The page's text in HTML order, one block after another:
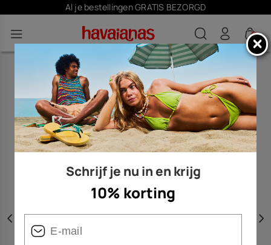
Al je bestellingen GRATIS BEZORGD
0
Vorige
Schrijf je nu in en krijg
10% korting